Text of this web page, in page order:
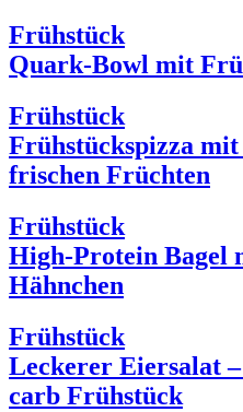
Frühstück
Quark-Bowl mit
Frühstück
Frühstückspizza
frischen Früchten
Frühstück
High-Protein Bagel
Hähnchen
Frühstück
Leckerer Eiersalat
carb Frühstück